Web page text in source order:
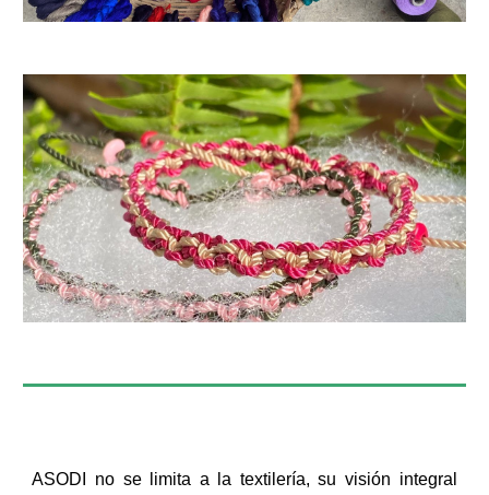
ASODI no se limita a la textilería, su visión integral